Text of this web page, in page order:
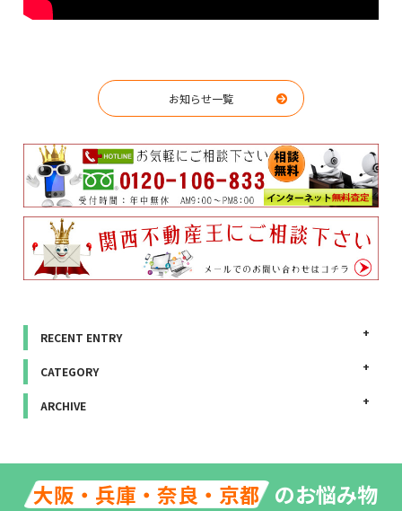
お知らせ一覧
RECENT ENTRY
CATEGORY
ARCHIVE
大阪・兵庫・奈良・京都 のお悩み物